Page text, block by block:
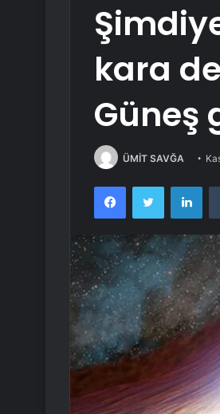
kara
Güneş
ÜMİT SAVĞA
FacebookTwitter